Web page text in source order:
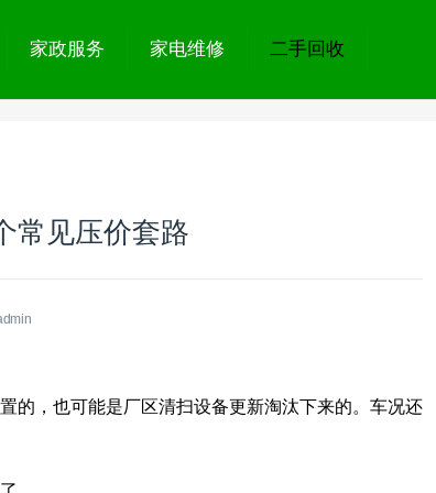
家政服务 家电维修 二手回收
常见压价套路
的，也可能是厂区清扫设备更新淘汰下来的。车况还